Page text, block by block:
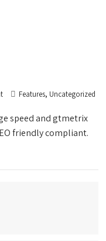
Features, Uncategorized
speed and gtmetrix
friendly compliant.